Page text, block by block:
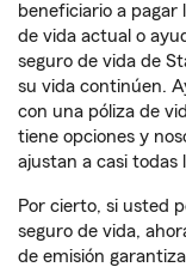
beneficiario a pagar
de vida actual o
seguro de vida de
su vida continúen.
con una póliza de
tiene opciones y
ajustan a casi todas
Por cierto, si usted
seguro de vida,
de emisión